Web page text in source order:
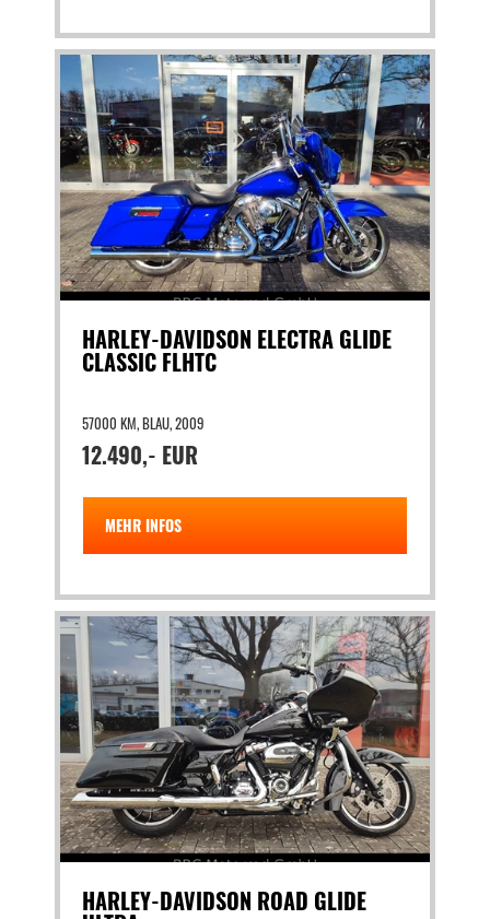
HARLEY-DAVIDSON ELECTRA GLIDE
CLASSIC FLHTC
57000 KM, BLAU, 2009
12.490,- EUR
MEHR INFOS
HARLEY-DAVIDSON ROAD GLIDE